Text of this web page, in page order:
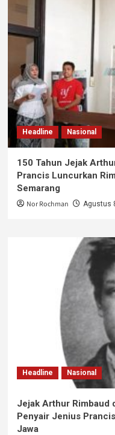
Headline Nasional
150 Tahun Jejak
Prancis Luncurkan
Semarang
Nor Rochman Agustus
Headline Nasional
Jejak Arthur Rimbaud
Penyair Jenius
Jawa